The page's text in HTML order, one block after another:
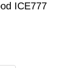
ICE777